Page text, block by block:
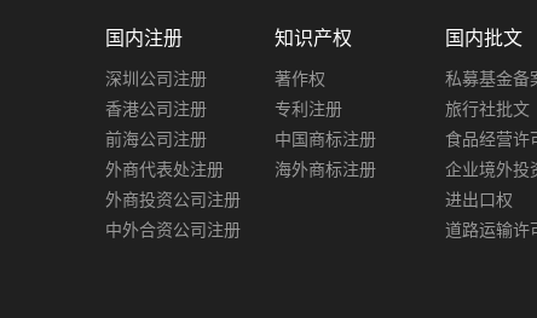
国内注册
深圳公司注册
香港公司注册
前海公司注册
外商代表处注册
外商投资公司注册
中外合资公司注册
知识产权
著作权
专利注册
中国商标注册
海外商标注册
国内批文
私募基金备
旅行社批文
食品经营许
企业境外投
进出口权
道路运输许